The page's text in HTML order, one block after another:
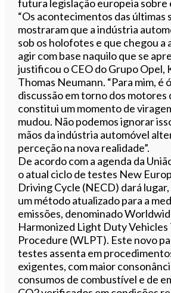
futura legislação europeia sobre
“Os acontecimentos das últimas
mostraram que a indústria
sob os holofotes e que chegou a
agir com base naquilo que se
justificou o CEO do Grupo Opel,
Thomas Neumann. “Para mim, é
discussão em torno dos motores
constitui um momento de
mudou. Não podemos ignorar
mãos da indústria automóvel
perceção na nova realidade”.
De acordo com a agenda da
o atual ciclo de testes New
Driving Cycle (NECD) dará lugar,
um método atualizado para a
emissões, denominado
Harmonized Light Duty Vehicles
Procedure (WLPT). Este novo
testes assenta em
exigentes, com maior
consumos de combustível e de